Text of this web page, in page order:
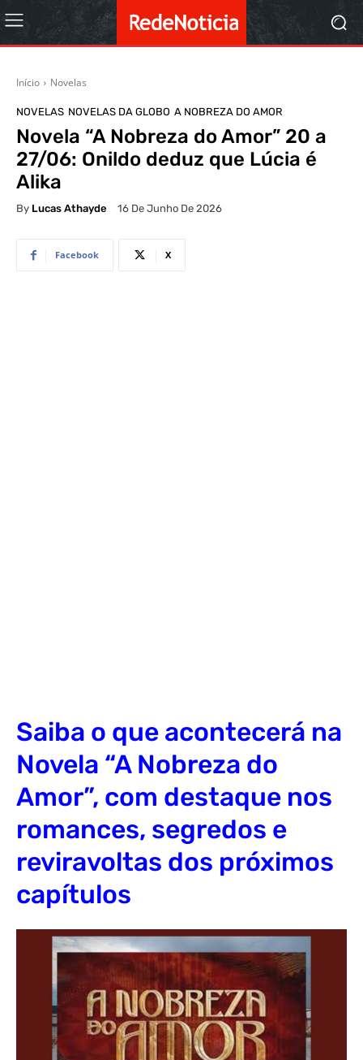
Início Novelas
NOVELAS NOVELAS DA GLOBO A NOBREZA DO AMOR
Novela “A Nobreza do Amor” 20 a
27/06: Onildo deduz que Lúcia é
Alika
By Lucas Athayde 16 De Junho De 2026
Facebook X
Saiba o que acontecerá na
Novela “A Nobreza do
Amor”, com destaque nos
romances, segredos e
reviravoltas dos próximos
capítulos